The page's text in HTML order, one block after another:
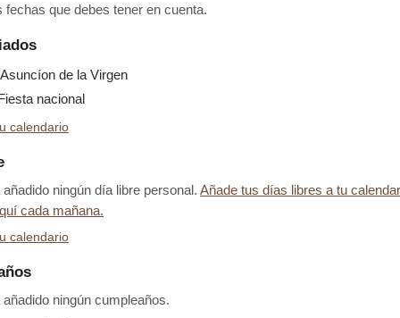
fechas que debes tener en cuenta.
de la Virgen
nacional
calendario
ningún día libre personal. Añade tus días libres a tu
cada mañana.
calendario
ningún cumpleaños.